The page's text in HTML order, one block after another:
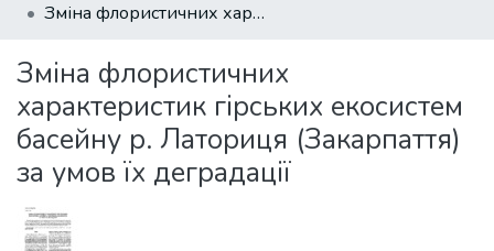
All of DSpace
Statistics
Зміна флористичних характеристик гірських екосистем басейну р. Латориця (Закарпаття) за умов їх деградації
Зміна флористичних
характеристик гірських екосистем
басейну р. Латориця (Закарпаття)
за умов їх деградації